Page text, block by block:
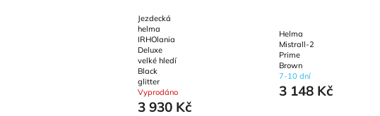
Jezdecká
helma
IRHOlania
Deluxe
velké hledí
Black
glitter
Vyprodáno
3 930 Kč
Helma
Mistrall-2
Prime
Brown
7-10 dní
3 148 Kč